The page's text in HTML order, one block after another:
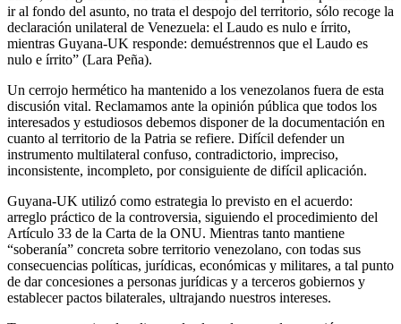
ir al fondo del asunto, no trata el despojo del territorio, sólo recoge la
declaración unilateral de Venezuela: el Laudo es nulo e írrito,
mientras Guyana-UK responde: demuéstrennos que el Laudo es
nulo e írrito” (Lara Peña).
Un cerrojo hermético ha mantenido a los venezolanos fuera de esta
discusión vital. Reclamamos ante la opinión pública que todos los
interesados y estudiosos debemos disponer de la documentación en
cuanto al territorio de la Patria se refiere. Difícil defender un
instrumento multilateral confuso, contradictorio, impreciso,
inconsistente, incompleto, por consiguiente de difícil aplicación.
Guyana-UK utilizó como estrategia lo previsto en el acuerdo:
arreglo práctico de la controversia, siguiendo el procedimiento del
Artículo 33 de la Carta de la ONU. Mientras tanto mantiene
“soberanía” concreta sobre territorio venezolano, con todas sus
consecuencias políticas, jurídicas, económicas y militares, a tal punto
de dar concesiones a personas jurídicas y a terceros gobiernos y
establecer pactos bilaterales, ultrajando nuestros intereses.